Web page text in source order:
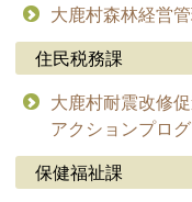
大鹿村森林経営
住民税務課
大鹿村耐震改修
アクションプロ
保健福祉課